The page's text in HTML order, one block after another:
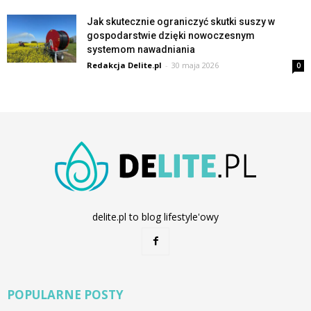
Jak skutecznie ograniczyć skutki suszy w
gospodarstwie dzięki nowoczesnym
systemom nawadniania
Redakcja Delite.pl - 30 maja 2026 0
delite.pl to blog lifestyle'owy
POPULARNE POSTY